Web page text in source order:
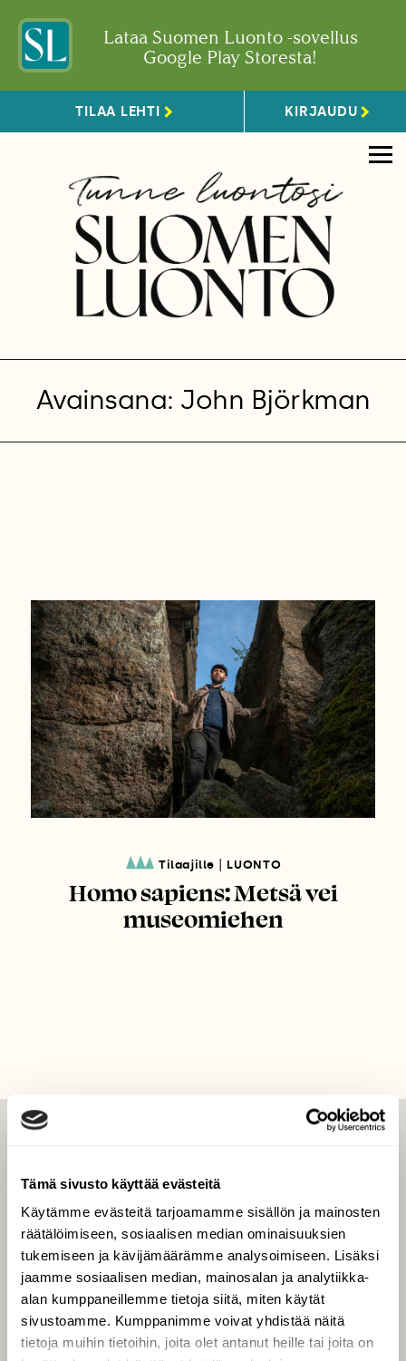
Tämä sivusto käyttää evästeitä
Käytämme evästeitä tarjoamamme sisällön ja mainosten
räätälöimiseen, sosiaalisen median ominaisuuksien
tukemiseen ja kävijämäärämme analysoimiseen. Lisäksi
jaamme sosiaalisen median, mainosalan ja analytiikka-
alan kumppaneillemme tietoja siitä, miten käytät
sivustoamme. Kumppanimme voivat yhdistää näitä
tietoja muihin tietoihin, joita olet antanut heille tai joita on
Lataa Suomen Luonto -sovellus
Google Play Storesta!
TILAA LEHTI KIRJAUDU
Avainsana: John Björkman
Tilaajille LUONTO
Homo sapiens: Metsä vei
museomiehen
Uusin lehti
Tilaa Suomen Luonto
Tilaa digilukuoikeus
Äänestä parasta juttua
Tilaa uutiskirje